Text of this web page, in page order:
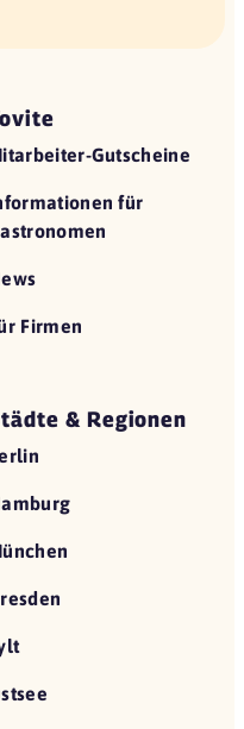
Gutscheine
für
Firmen
& Regionen